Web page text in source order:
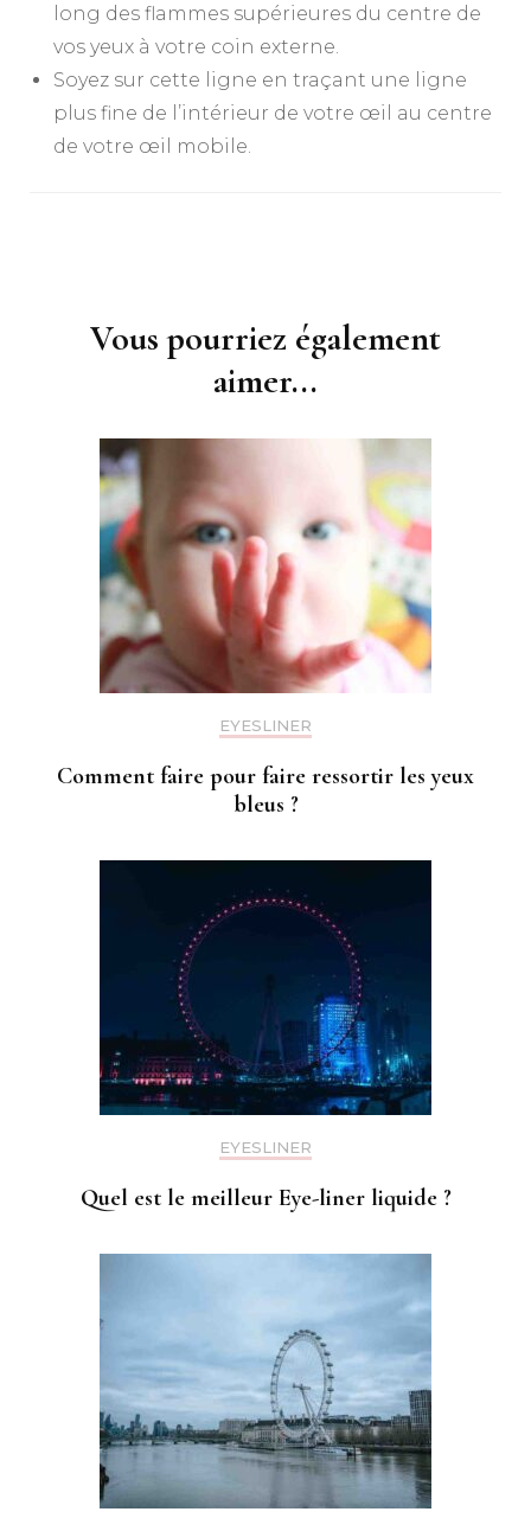
long des flammes supérieures du centre de
vos yeux à votre coin externe.
Soyez sur cette ligne en traçant une ligne
plus fine de l’intérieur de votre œil au centre
de votre œil mobile.
Vous pourriez également
aimer...
EYESLINER
Comment faire pour faire ressortir les yeux
bleus ?
EYESLINER
Quel est le meilleur Eye-liner liquide ?